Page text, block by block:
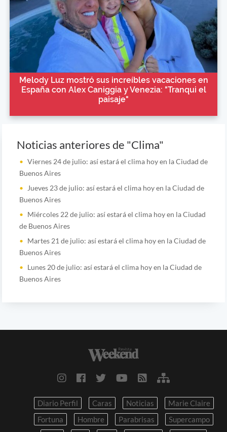
Melody Luz mostró sus increíbles vacaciones en
España con Alex Caniggia y Venezia: "Tranqui el
paisaje"
Noticias anteriores de "Clima"
Viernes 24 de julio: así estará el clima hoy en la Ciudad de
Buenos Aires
Jueves 23 de julio: así estará el clima hoy en la Ciudad de
Buenos Aires
Miércoles 22 de julio: así estará el clima hoy en la Ciudad
de Buenos Aires
Martes 21 de julio: así estará el clima hoy en la Ciudad de
Buenos Aires
Lunes 20 de julio: así estará el clima hoy en la Ciudad de
Buenos Aires
Diario Perfil Caras Noticias
Marie Claire
Fortuna
Hombre Parabrisas
Supercampo